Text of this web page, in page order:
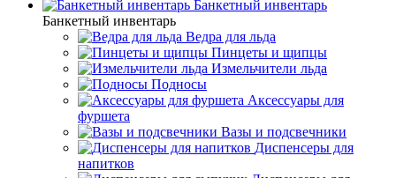
Банкетный инвентарь
Банкетный инвентарь
Ведра для льда
Пинцеты и щипцы
Измельчители льда
Подносы
Аксессуары для
фуршета
Вазы и подсвечники
Диспенсеры для
напитков